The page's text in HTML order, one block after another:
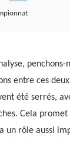
penchons-
entre ces
été serrés,
Cela
un rôle aussi